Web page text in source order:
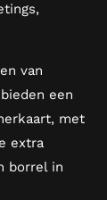
van
een
met
extra
borrel in